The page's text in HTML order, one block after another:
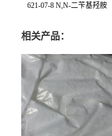
621-07-8 N,N-二苄基羟胺
相关产品：